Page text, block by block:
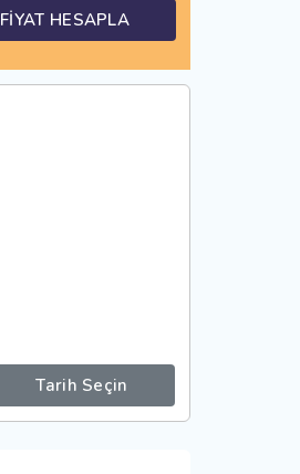
FİYAT HESAPLA
Tarih Seçin